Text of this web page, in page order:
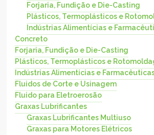
Forjaria, Fundição e Die-Casting
Plásticos, Termoplásticos e
Indústrias Alimentícias e
Concreto
Forjaria, Fundição e Die-Casting
Plásticos, Termoplásticos e
Indústrias Alimentícias e
Fluidos de Corte e Usinagem
Fluido para Eletroerosão
Graxas Lubrificantes
Graxas Lubrificantes Multiuso
Graxas para Motores Elétricos